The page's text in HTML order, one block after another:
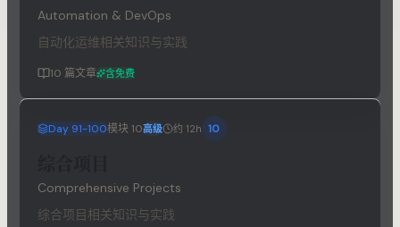
Automation & DevOps
自动化运维相关知识与实践
10 篇文章 含免费
Day 91-100模块 10高级 约 12h 10
Comprehensive Projects
综合项目相关知识与实践